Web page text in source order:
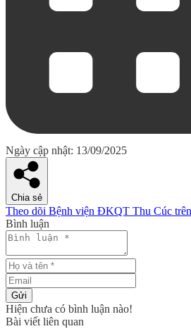
Ngày cập nhật: 13/09/2025
Chia sẻ
Theo dõi Bệnh viện ĐKQT Thu Cúc trên
Bình luận
Gửi
Hiện chưa có bình luận nào!
Bài viết liên quan